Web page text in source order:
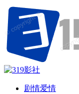
剧情爱情